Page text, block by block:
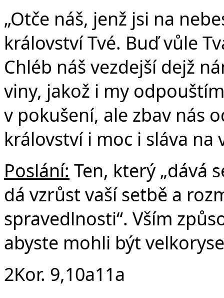
„Otče náš, jenž jsi na
království Tvé. Buď vůle
Chléb náš vezdejší dejž
viny, jakož i my
v pokušení, ale zbav nás
království i moc i sláva na
Poslání: Ten, který „dává
dá vzrůst vaší setbě a
spravedlnosti“. Vším
abyste mohli být
2Kor. 9,10a11a